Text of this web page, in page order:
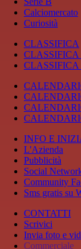
Calciomercato
Curiosità
CLASSIFICA
CLASSIFICA
CLASSIFICA
INFO E
L'Azienda
Pubblicità
Social
Community
Sms gratis su
CONTATTI
Scrivici
Invia foto e
Commerciale